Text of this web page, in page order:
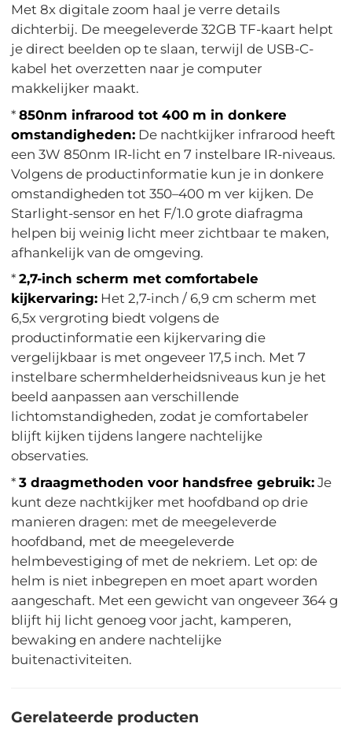
Met 8x digitale zoom haal je verre details
dichterbij. De meegeleverde 32GB TF-kaart helpt
je direct beelden op te slaan, terwijl de USB-C-
kabel het overzetten naar je computer
makkelijker maakt.
*850nm infrarood tot 400 m in donkere
omstandigheden: De nachtkijker infrarood heeft
een 3W 850nm IR-licht en 7 instelbare IR-niveaus.
Volgens de productinformatie kun je in donkere
omstandigheden tot 350–400 m ver kijken. De
Starlight-sensor en het F/1.0 grote diafragma
helpen bij weinig licht meer zichtbaar te maken,
afhankelijk van de omgeving.
*2,7-inch scherm met comfortabele
kijkervaring: Het 2,7-inch / 6,9 cm scherm met
6,5x vergroting biedt volgens de
productinformatie een kijkervaring die
vergelijkbaar is met ongeveer 17,5 inch. Met 7
instelbare schermhelderheidsniveaus kun je het
beeld aanpassen aan verschillende
lichtomstandigheden, zodat je comfortabeler
blijft kijken tijdens langere nachtelijke
observaties.
*3 draagmethoden voor handsfree gebruik: Je
kunt deze nachtkijker met hoofdband op drie
manieren dragen: met de meegeleverde
hoofdband, met de meegeleverde
helmbevestiging of met de nekriem. Let op: de
helm is niet inbegrepen en moet apart worden
aangeschaft. Met een gewicht van ongeveer 364 g
blijft hij licht genoeg voor jacht, kamperen,
bewaking en andere nachtelijke
buitenactiviteiten.
Gerelateerde producten